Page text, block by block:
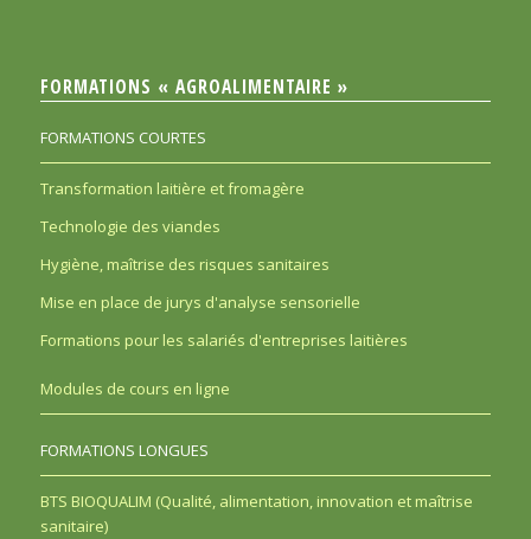
FORMATIONS « AGROALIMENTAIRE »
FORMATIONS COURTES
Transformation laitière et fromagère
Technologie des viandes
Hygiène, maîtrise des risques sanitaires
Mise en place de jurys d'analyse sensorielle
Formations pour les salariés d'entreprises laitières
Modules de cours en ligne
FORMATIONS LONGUES
BTS BIOQUALIM (Qualité, alimentation, innovation et maîtrise
sanitaire)